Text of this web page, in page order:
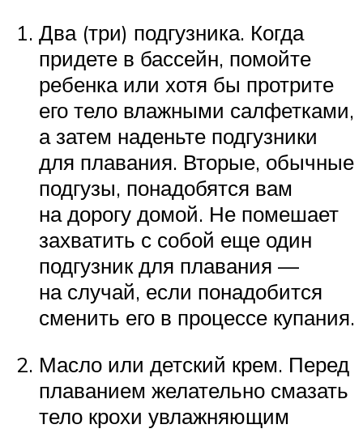
Два (три) подгузника. Когда
придете в бассейн, помойте
ребенка или хотя бы протрите
его тело влажными салфетками,
а затем наденьте подгузники
для плавания. Вторые, обычные
подгузы, понадобятся вам
на дорогу домой. Не помешает
захватить с собой еще один
подгузник для плавания —
на случай, если понадобится
сменить его в процессе купания.
Масло или детский крем. Перед
плаванием желательно смазать
тело крохи увлажняющим